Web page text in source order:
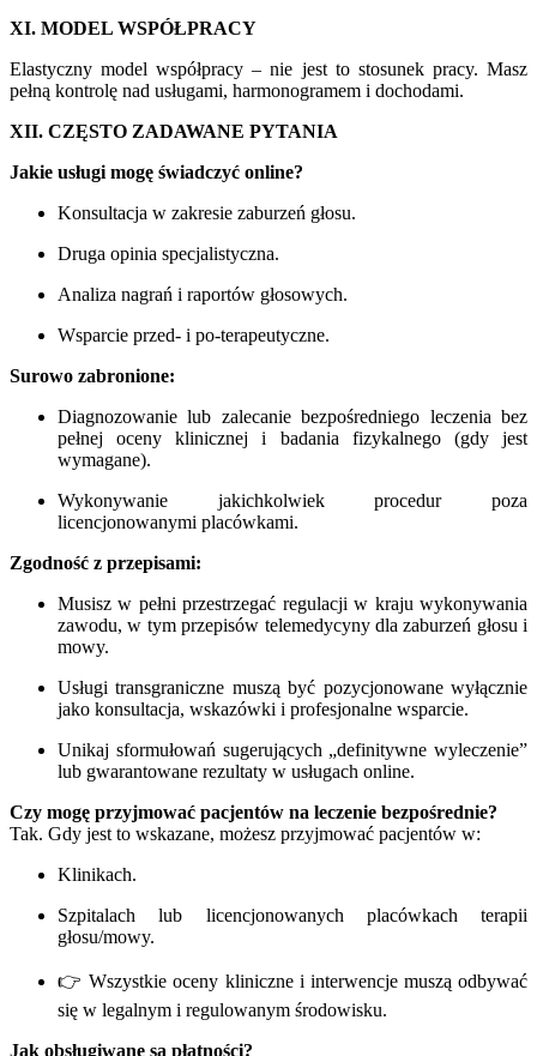
XI. MODEL WSPÓŁPRACY
Elastyczny model współpracy – nie jest to stosunek pracy. Masz
pełną kontrolę nad usługami, harmonogramem i dochodami.
XII. CZĘSTO ZADAWANE PYTANIA
Jakie usługi mogę świadczyć online?
Konsultacja w zakresie zaburzeń głosu.
Druga opinia specjalistyczna.
Analiza nagrań i raportów głosowych.
Wsparcie przed- i po-terapeutyczne.
Surowo zabronione:
Diagnozowanie lub zalecanie bezpośredniego leczenia bez
pełnej oceny klinicznej i badania fizykalnego (gdy jest
wymagane).
Wykonywanie jakichkolwiek procedur poza
licencjonowanymi placówkami.
Zgodność z przepisami:
Musisz w pełni przestrzegać regulacji w kraju wykonywania
zawodu, w tym przepisów telemedycyny dla zaburzeń głosu i
mowy.
Usługi transgraniczne muszą być pozycjonowane wyłącznie
jako konsultacja, wskazówki i profesjonalne wsparcie.
Unikaj sformułowań sugerujących „definitywne wyleczenie”
lub gwarantowane rezultaty w usługach online.
Czy mogę przyjmować pacjentów na leczenie bezpośrednie?
Tak. Gdy jest to wskazane, możesz przyjmować pacjentów w:
Klinikach.
Szpitalach lub licencjonowanych placówkach terapii
głosu/mowy.
👉 Wszystkie oceny kliniczne i interwencje muszą odbywać
się w legalnym i regulowanym środowisku.
Jak obsługiwane są płatności?